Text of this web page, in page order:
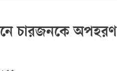
চারজনকে অপহরণ